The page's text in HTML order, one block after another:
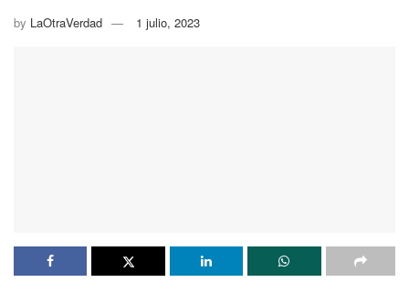
by LaOtraVerdad 1 julio, 2023